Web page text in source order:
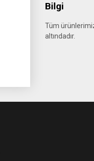
Bilgi
Tüm
altındadır.